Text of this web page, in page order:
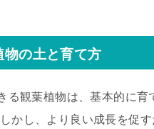
物の土と育て方
る観葉植物は、基本的に育
かし、より良い成長を促す